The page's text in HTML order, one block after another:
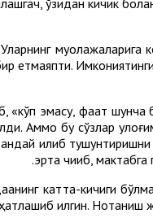
етмаяпти.
«кўп эмасу, фақат
Аммо бу сўзлар
қилиб
эрта чиқиб,
катта-кичиги
қилгин. Нотаниш